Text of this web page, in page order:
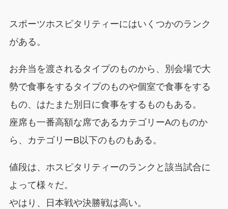
スポーツホスピタリティーにはいくつかのランク
がある。
お弁当を渡されるタイプのものから、別会場で大
勢で食事をするタイプのものや個室で食事をする
もの、はたまた別日に食事をするものもある。
座席も一番高額な席であるカテゴリーAのものか
ら、カテゴリーB以下のものもある。
値段は、ホスピタリティーのランクと該当試合に
よって様々だ。
やはり、日本戦や決勝戦は高い。